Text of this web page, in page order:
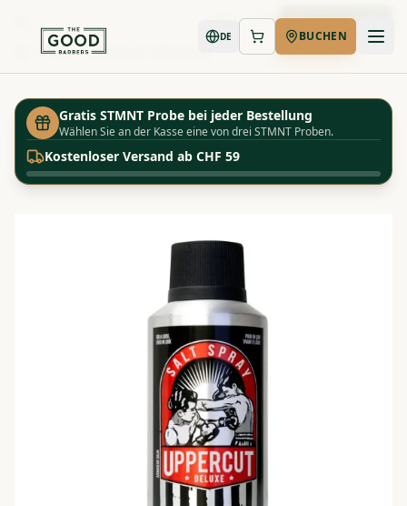
Jetzt buchen
DE BUCHEN
Startseite
Shop Uppercut Salt Spray
Gratis STMNT Probe bei jeder Bestellung
Wählen Sie an der Kasse eine von drei STMNT Proben.
Kostenloser Versand ab CHF 59